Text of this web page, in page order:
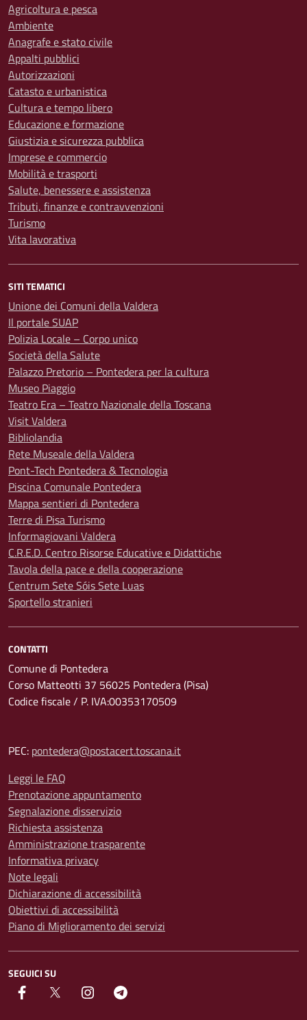
Agricoltura e pesca
Ambiente
Anagrafe e stato civile
Appalti pubblici
Autorizzazioni
Catasto e urbanistica
Cultura e tempo libero
Educazione e formazione
Giustizia e sicurezza pubblica
Imprese e commercio
Mobilità e trasporti
Salute, benessere e assistenza
Tributi, finanze e contravvenzioni
Turismo
Vita lavorativa
SITI TEMATICI
Unione dei Comuni della Valdera
Il portale SUAP
Polizia Locale – Corpo unico
Società della Salute
Palazzo Pretorio – Pontedera per la cultura
Museo Piaggio
Teatro Era – Teatro Nazionale della Toscana
Visit Valdera
Bibliolandia
Rete Museale della Valdera
Pont-Tech Pontedera & Tecnologia
Piscina Comunale Pontedera
Mappa sentieri di Pontedera
Terre di Pisa Turismo
Informagiovani Valdera
C.R.E.D. Centro Risorse Educative e Didattiche
Tavola della pace e della cooperazione
Centrum Sete Sóis Sete Luas
Sportello stranieri
CONTATTI
Comune di Pontedera
Corso Matteotti 37 56025 Pontedera (Pisa)
Codice fiscale / P. IVA:00353170509
PEC: pontedera@postacert.toscana.it
Leggi le FAQ
Prenotazione appuntamento
Segnalazione disservizio
Richiesta assistenza
Amministrazione trasparente
Informativa privacy
Note legali
Dichiarazione di accessibilità
Obiettivi di accessibilità
Piano di Miglioramento dei servizi
SEGUICI SU
facebook Twitter instagram